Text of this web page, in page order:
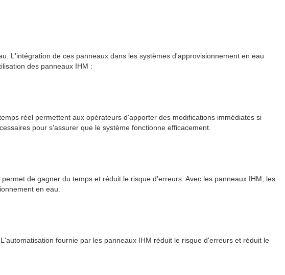
L'intégration de ces panneaux dans les systèmes d'approvisionnement en eau
des panneaux IHM :
réel permettent aux opérateurs d'apporter des modifications immédiates si
pour s'assurer que le système fonctionne efficacement.
de gagner du temps et réduit le risque d'erreurs. Avec les panneaux IHM, les
en eau.
fournie par les panneaux IHM réduit le risque d'erreurs et réduit le